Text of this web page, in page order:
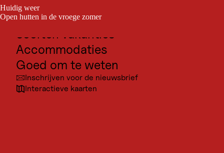
Cultuur
Plaatsen
Soorten vakanties
Accommodaties
Goed om te weten
Inschrijven voor de nieuwsbrief
Interactieve kaarten
Huidig weer
Open hutten in de vroege zomer